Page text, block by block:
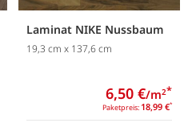
Laminat NIKE Nussbaum
19,3 cm x 137,6 cm
Paketpreis: 18,99 €*
6,50 €/m2*